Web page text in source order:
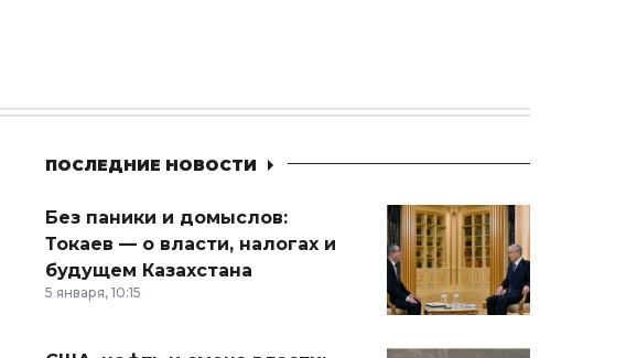
ПОСЛЕДНИЕ НОВОСТИ
Без паники и домыслов:
Токаев — о власти, налогах и
будущем Казахстана
5 января, 10:15